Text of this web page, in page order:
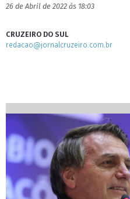
26 de Abril de 2022 às 18:03
CRUZEIRO DO SUL
redacao@jornalcruzeiro.com.br